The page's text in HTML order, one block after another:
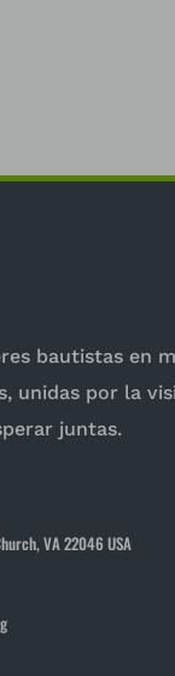
bautistas en
unidas por la
juntas.
VA 22046 USA